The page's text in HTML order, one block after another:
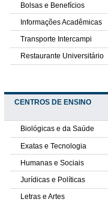
Bolsas e Benefícios
Informações Acadêmicas
Transporte Intercampi
Restaurante Universitário
CENTROS DE ENSINO
Biológicas e da Saúde
Exatas e Tecnologia
Humanas e Sociais
Jurídicas e Políticas
Letras e Artes